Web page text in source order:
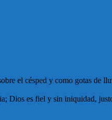
el césped y como gotas de
Dios es fiel y sin iniquidad,